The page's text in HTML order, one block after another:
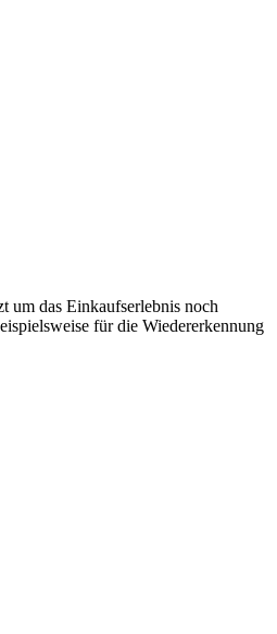
um das Einkaufserlebnis noch
für die Wiedererkennung